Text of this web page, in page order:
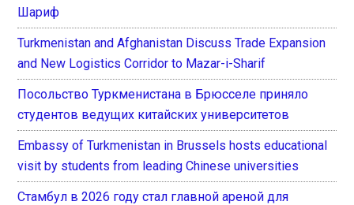
Шариф
Turkmenistan and Afghanistan Discuss Trade Expansion
and New Logistics Corridor to Mazar-i-Sharif
Посольство Туркменистана в Брюсселе приняло
студентов ведущих китайских университетов
Embassy of Turkmenistan in Brussels hosts educational
visit by students from leading Chinese universities
Стамбул в 2026 году стал главной ареной для